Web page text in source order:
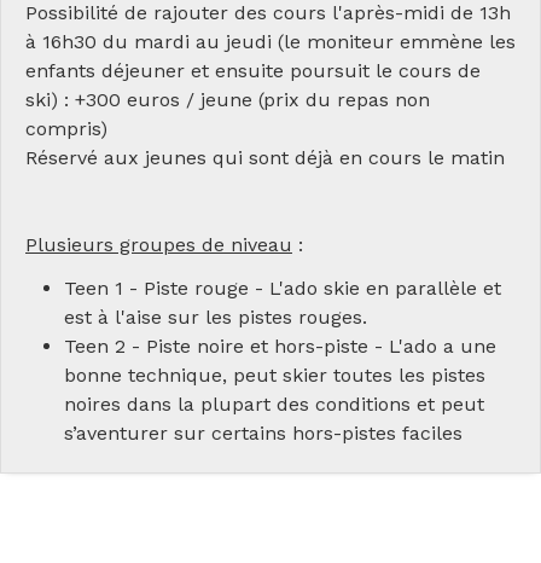
Possibilité de rajouter des cours l'après-midi de 13h
à 16h30 du mardi au jeudi (le moniteur emmène les
enfants déjeuner et ensuite poursuit le cours de
ski) : +300 euros / jeune (prix du repas non
compris)
Réservé aux jeunes qui sont déjà en cours le matin
Plusieurs groupes de niveau :
Teen 1 - Piste rouge - L'ado skie en parallèle et
est à l'aise sur les pistes rouges.
Teen 2 - Piste noire et hors-piste - L'ado a une
bonne technique, peut skier toutes les pistes
noires dans la plupart des conditions et peut
s’aventurer sur certains hors-pistes faciles